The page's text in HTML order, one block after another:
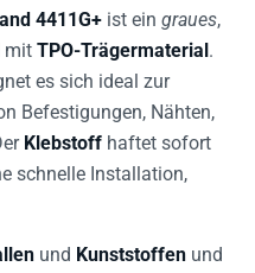
4411G+ ist ein graues,
mit TPO-Trägermaterial.
es sich ideal zur
Befestigungen, Nähten,
Klebstoff haftet sofort
schnelle Installation,
und Kunststoffen und